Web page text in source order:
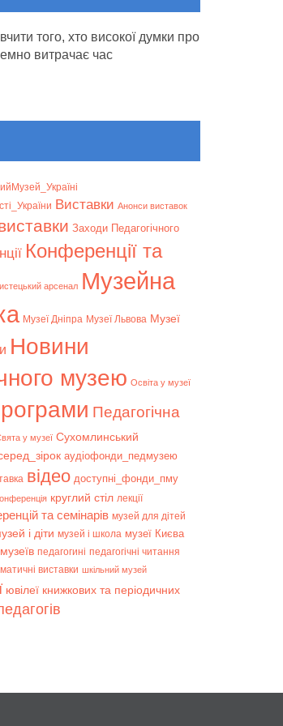
того, хто високої думки про
витрачає час
Bиставки Анонси виставок
Заходи Педагогічного
Конференції та
арсенал Музейна
Музеї Дніпра Музеї Львова Музеї
Новини
музею Освіта у музеї
Педагогічна
у музеї Сухомлинський
аудіофонди_педмузею
відео доступні_фонди_пму
круглий стіл лекції
та семінарів музей для дітей
і діти музей і школа музеї Києва
педагогині педагогічні читання
виставки шкільний музей
ювілеї книжкових та періодичних